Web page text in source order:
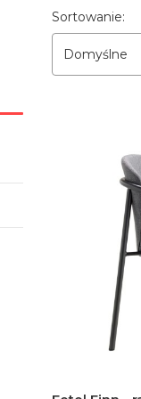
Lista
Sortowanie:
Domyślne